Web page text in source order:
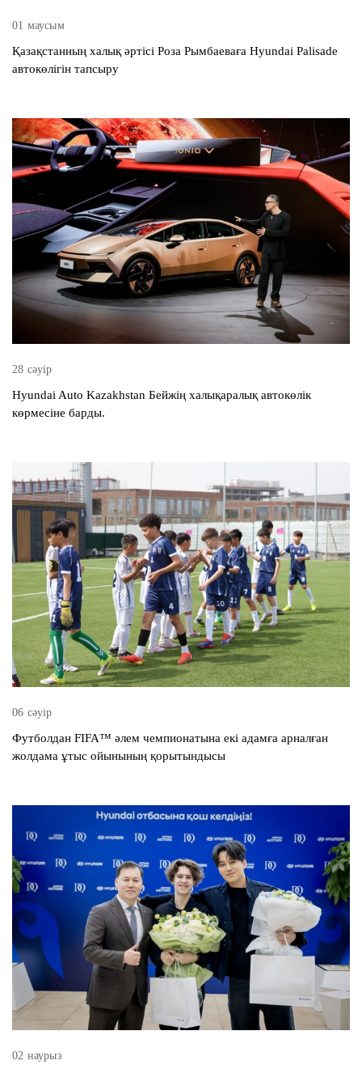
01 маусым
Қазақстанның халық әртісі Роза Рымбаеваға Hyundai Palisade
автокөлігін тапсыру
28 сәуір
Hyundai Auto Kazakhstan Бейжің халықаралық автокөлік
көрмесіне барды.
06 сәуір
Футболдан FIFA™ әлем чемпионатына екі адамға арналған
жолдама ұтыс ойынының қорытындысы
02 наурыз